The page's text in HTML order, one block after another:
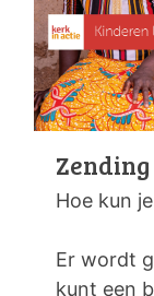
Hoe kun
Er wordt
kunt een